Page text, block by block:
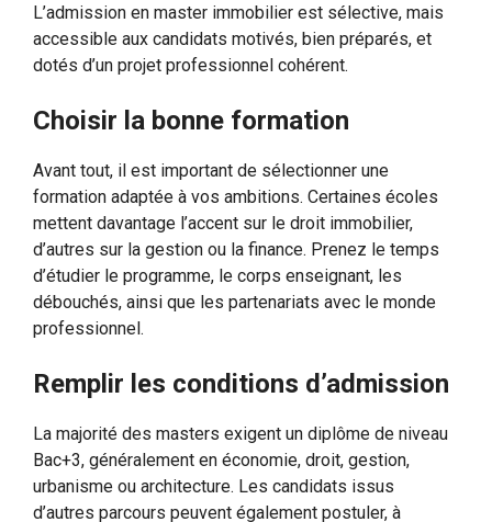
L’admission en master immobilier est sélective, mais
accessible aux candidats motivés, bien préparés, et
dotés d’un projet professionnel cohérent.
Choisir la bonne formation
Avant tout, il est important de sélectionner une
formation adaptée à vos ambitions. Certaines écoles
mettent davantage l’accent sur le droit immobilier,
d’autres sur la gestion ou la finance. Prenez le temps
d’étudier le programme, le corps enseignant, les
débouchés, ainsi que les partenariats avec le monde
professionnel.
Remplir les conditions d’admission
La majorité des masters exigent un diplôme de niveau
Bac+3, généralement en économie, droit, gestion,
urbanisme ou architecture. Les candidats issus
d’autres parcours peuvent également postuler, à